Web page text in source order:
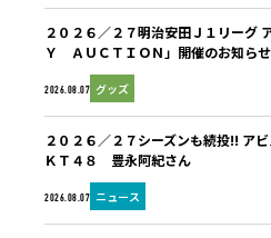
2026.08.07 グッズ
２０２６／２７明治安田Ｊ１リーグ
Ｙ ＡＵＣＴＩＯＮ」開催のお知らせ
2026.08.07 ニュース
２０２６／２７シーズンも続投!! ア
ＫＴ４８ 豊永阿紀さん